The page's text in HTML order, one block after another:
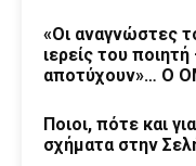
«Οι αναγνώστες
ιερείς του
αποτύχουν»… Ο
Ποιοι, πότε και
σχήματα στην